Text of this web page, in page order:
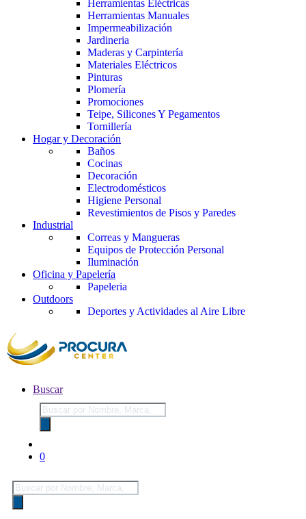
Herramientas Eléctricas
Herramientas Manuales
Impermeabilización
Jardineria
Maderas y Carpintería
Materiales Eléctricos
Pinturas
Plomería
Promociones
Teipe, Silicones Y Pegamentos
Tornillería
Hogar y Decoración
Baños
Cocinas
Decoración
Electrodomésticos
Higiene Personal
Revestimientos de Pisos y Paredes
Industrial
Correas y Mangueras
Equipos de Protección Personal
Iluminación
Oficina y Papelería
Papeleria
Outdoors
Deportes y Actividades al Aire Libre
Buscar
Búsqueda
de
productos
0
Búsqueda
de
productos